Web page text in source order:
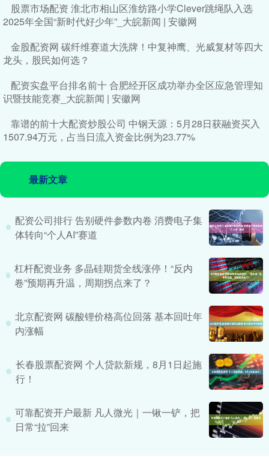
股票市场配资 淮北市相山区淮纺路小学Clever跳绳队入选
2025年全国“新时代好少年”_大皖新闻 | 安徽网
金股配资网 碳纤维赛道大洗牌！中复神鹰、光威复材等四大
龙头，股民如何选？
配资实盘平台排名前十 合肥经开区成功举办全区应急管理知
识暨技能竞赛_大皖新闻 | 安徽网
靠谱的前十大配资炒股公司 中钢天源：5月28日获融资买入
1507.94万元，占当日流入资金比例为23.77%
最新文章
配资公司排行 告别硬件参数内卷 消费电子集
体转向“个人AI”赛道
杠杆配资业务 多晶硅期货全线涨停！“反内
卷”预期再升温，周期拐点来了？
北京配资网 碳酸锂价格高位回落 基本回吐年
内涨幅
长春股票配资网 个人贷款新规，8月1日起施
行！
可靠配资开户最新 凡人微光｜一锹一铲，把
日常“拉”回来